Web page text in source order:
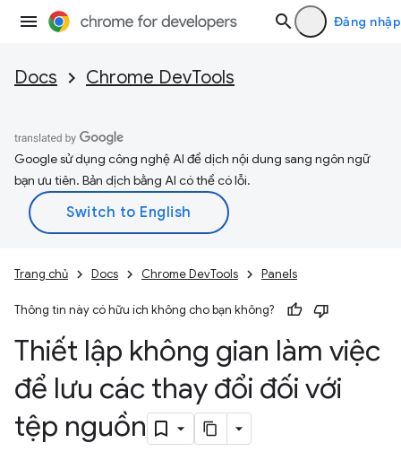
Đăng nhập
Docs Chrome DevTools
Google sử dụng công nghệ AI để dịch nội dung sang ngôn ngữ
bạn ưu tiên. Bản dịch bằng AI có thể có lỗi.
Trang chủ Docs Chrome DevTools Panels
Thông tin này có hữu ích không cho bạn không?
Thiết lập không gian làm việc
để lưu các thay đổi đối với
tệp nguồn